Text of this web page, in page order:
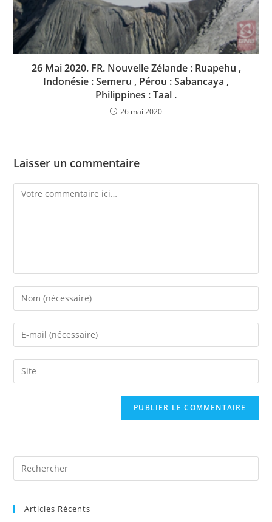
26 Mai 2020. FR. Nouvelle Zélande : Ruapehu ,
Indonésie : Semeru , Pérou : Sabancaya ,
Philippines : Taal .
26 mai 2020
Laisser un commentaire
Comment
Enter
your
name
comment
Enter
your
email
address
Saisir
l’URL
Articles Récents